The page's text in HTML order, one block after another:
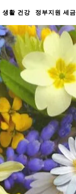
생활 건강 정부지원 세금